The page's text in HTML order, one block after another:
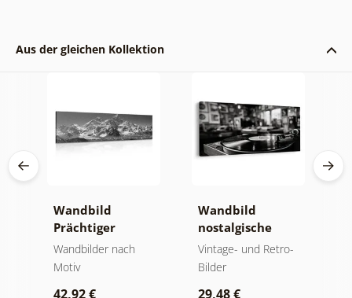
Aus der gleichen Kollektion
Wandbild
Prächtiger
Berggipfel in
Schwarz-Weiß
Wandbilder nach
Motiv
42,92 €
Wandbild
nostalgische
Musikatmosphäre
Vintage- und Retro-
Bilder
29,48 €